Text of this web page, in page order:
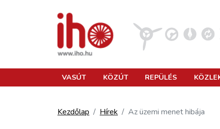
VASÚT KÖZÚT REPÜLÉS
Kezdőlap Hírek Az üzemi menet hibája